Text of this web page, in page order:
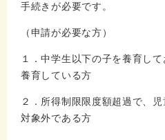
手続きが必要です。
（申請が必要な方）
１．中学生以下の子を養育し
養育している方
２．所得制限限度額超過で、
対象外である方